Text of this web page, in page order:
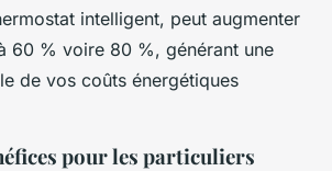
intelligent, peut augmenter
60 % voire 80 %, générant une
de vos coûts énergétiques
pour les particuliers